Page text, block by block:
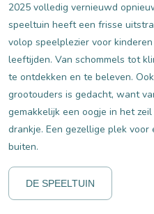
2025 volledig vernieuwd
speeltuin heeft een frisse
volop speelplezier voor
leeftijden. Van schommels tot
te ontdekken en te beleven.
grootouders is gedacht, want
gemakkelijk een oogje in het
drankje. Een gezellige plek
buiten.
DE SPEELTUIN